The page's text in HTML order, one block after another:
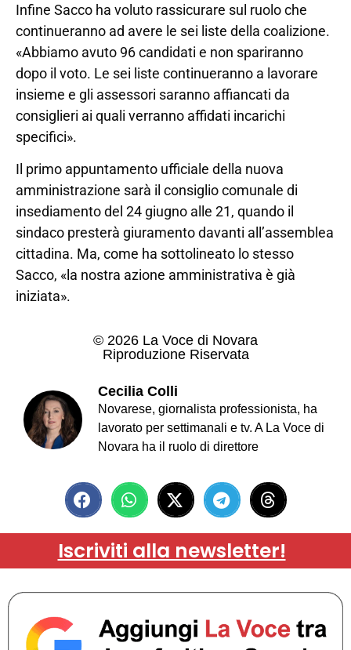
Infine Sacco ha voluto rassicurare sul ruolo che
continueranno ad avere le sei liste della coalizione.
«Abbiamo avuto 96 candidati e non spariranno
dopo il voto. Le sei liste continueranno a lavorare
insieme e gli assessori saranno affiancati da
consiglieri ai quali verranno affidati incarichi
specifici».
Il primo appuntamento ufficiale della nuova
amministrazione sarà il consiglio comunale di
insediamento del 24 giugno alle 21, quando il
sindaco presterà giuramento davanti all’assemblea
cittadina. Ma, come ha sottolineato lo stesso
Sacco, «la nostra azione amministrativa è già
iniziata».
© 2026 La Voce di Novara
Riproduzione Riservata
Cecilia Colli
Novarese, giornalista professionista, ha
lavorato per settimanali e tv. A La Voce di
Novara ha il ruolo di direttore
Iscriviti alla newsletter!